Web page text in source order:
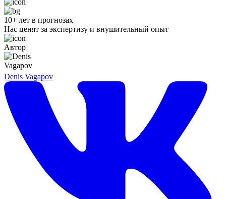
10+ лет в прогнозах
Нас ценят за экспертизу и внушительный опыт
Автор
Denis Vagapov